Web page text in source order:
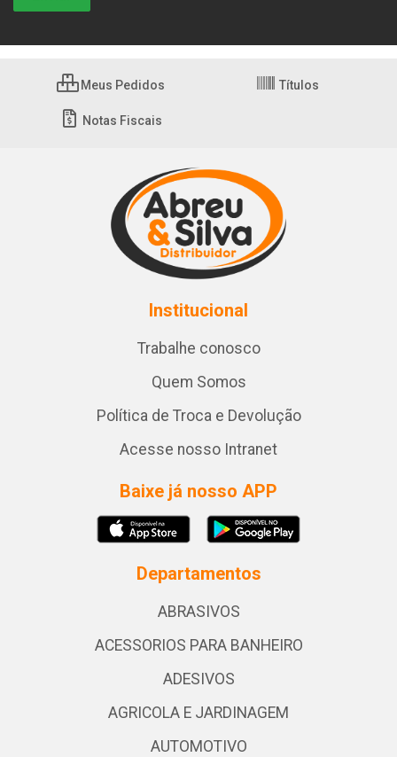
Meus Pedidos Títulos
Notas Fiscais
Institucional
Trabalhe conosco
Quem Somos
Política de Troca e Devolução
Acesse nosso Intranet
Baixe já nosso APP
Departamentos
ABRASIVOS
ACESSORIOS PARA BANHEIRO
ADESIVOS
AGRICOLA E JARDINAGEM
AUTOMOTIVO